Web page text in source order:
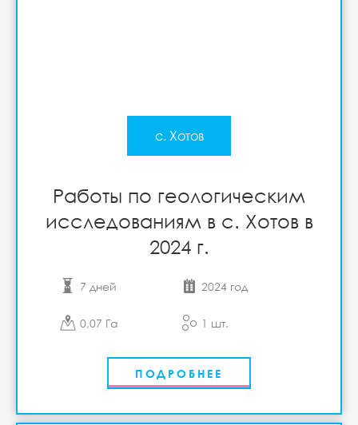
с. Хотов
Работы по геологическим
исследованиям в с. Хотов в
2024 г.
7 дней 2024 год
0,07 Га 1 шт.
ПОДРОБНЕЕ